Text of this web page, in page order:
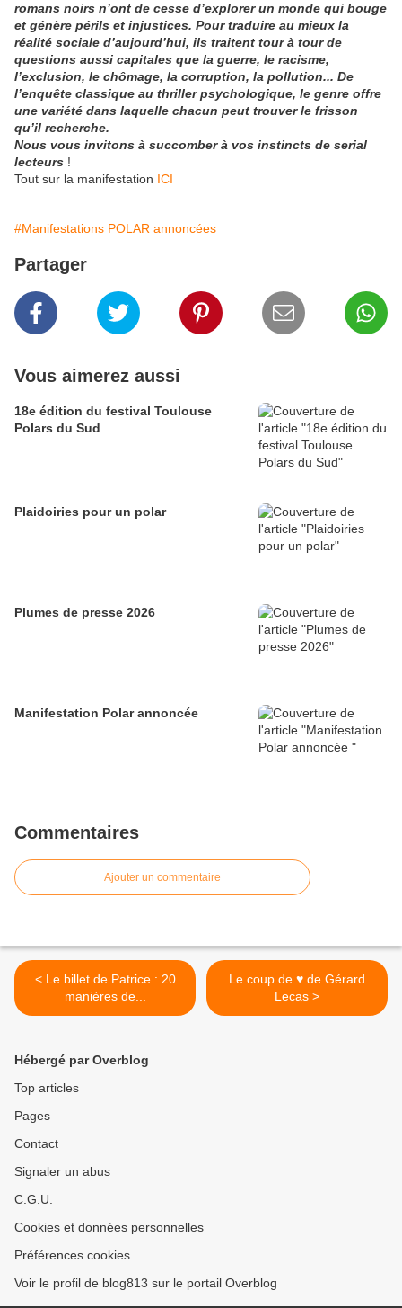
romans noirs n’ont de cesse d’explorer un monde qui bouge
et génère périls et injustices. Pour traduire au mieux la
réalité sociale d’aujourd’hui, ils traitent tour à tour de
questions aussi capitales que la guerre, le racisme,
l’exclusion, le chômage, la corruption, la pollution... De
l’enquête classique au thriller psychologique, le genre offre
une variété dans laquelle chacun peut trouver le frisson
qu’il recherche.
Nous vous invitons à succomber à vos instincts de serial
lecteurs !
Tout sur la manifestation ICI
#Manifestations POLAR annoncées
Partager
Vous aimerez aussi
18e édition du festival Toulouse
Polars du Sud
Plaidoiries pour un polar
Plumes de presse 2026
Manifestation Polar annoncée
Commentaires
Ajouter un commentaire
< Le billet de Patrice : 20
manières de...
Le coup de ♥ de Gérard
Lecas >
Hébergé par Overblog
Top articles
Pages
Contact
Signaler un abus
C.G.U.
Cookies et données personnelles
Préférences cookies
Voir le profil de blog813 sur le portail Overblog